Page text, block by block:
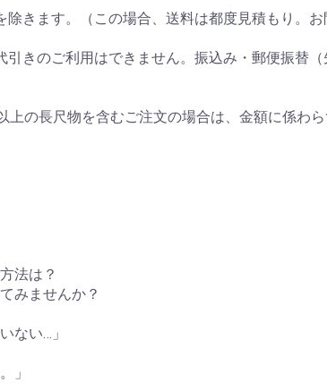
きます。（この場合、送料は都度見積もり。お
きのご利用はできません。振込み・郵便振替（
上の長尺物を含むご注文の場合は、金額に係わ
法は？
みませんか？
ない…」
」